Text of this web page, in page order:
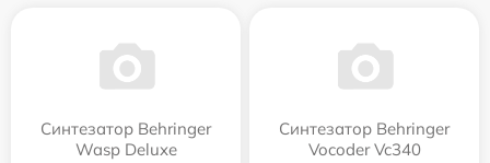
Синтезатор Behringer
Wasp Deluxe
Синтезатор Behringer
Vocoder Vc340